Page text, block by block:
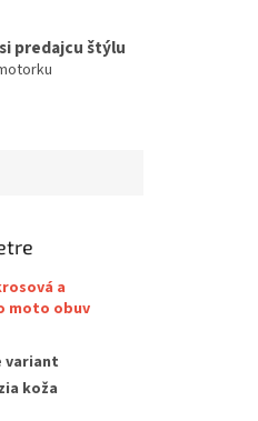
predajcu štýlu
a
moto obuv
variant
koža